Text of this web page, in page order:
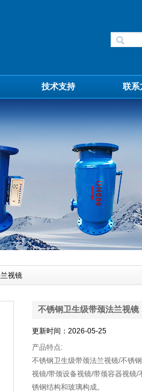
技术支持 联系
视镜
不锈钢卫生级带颈法兰视镜
更新时间：2026-05-25
产品特点:
不锈钢卫生级带颈法兰视镜/不锈
视镜/带颈设备视镜/带颈容器视镜
锈钢结构和玻璃构成。